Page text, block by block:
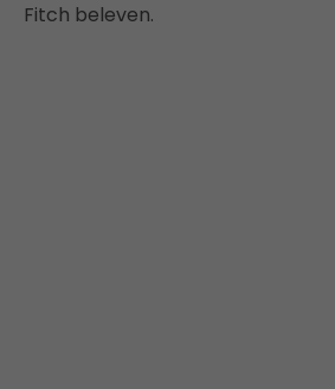
Fitch beleven.